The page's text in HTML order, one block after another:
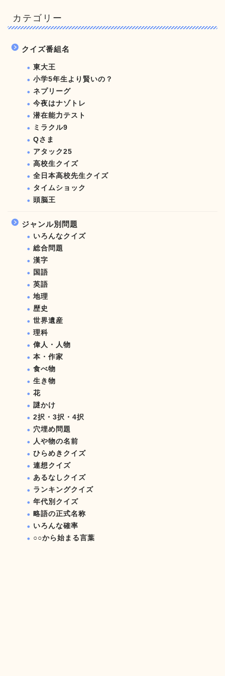
カテゴリー
クイズ番組名
東大王
小学5年生より賢いの？
ネプリーグ
今夜はナゾトレ
潜在能力テスト
ミラクル9
Qさま
アタック25
高校生クイズ
全日本高校先生クイズ
タイムショック
頭脳王
ジャンル別問題
いろんなクイズ
総合問題
漢字
国語
英語
地理
歴史
世界遺産
理科
偉人・人物
本・作家
食べ物
生き物
花
謎かけ
2択・3択・4択
穴埋め問題
人や物の名前
ひらめきクイズ
連想クイズ
あるなしクイズ
ランキングクイズ
年代別クイズ
略語の正式名称
いろんな確率
○○から始まる言葉